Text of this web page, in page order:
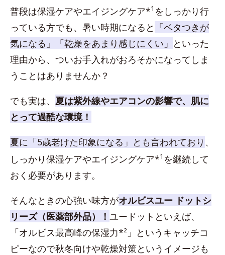
普段は保湿ケアやエイジングケア*1 をしっかり行
っている方でも、暑い時期になると 「ベタつきが
気になる」「乾燥をあまり感じにくい」 といった
理由から、ついお手入れがおろそかになってしま
うことはありませんか？
でも実は、 夏は紫外線やエアコンの影響で、肌に
とって過酷な環境！
夏に「5歳老けた印象になる」とも言われており 、
しっかり保湿ケアやエイジングケア*1 を継続して
おく必要があります。
そんなときの心強い味方がオルビスユー ドットシ
リーズ（医薬部外品）！ ユードットといえば、
「オルビス最高峰の保湿力*²」というキャッチコ
ピーなので秋冬向けや乾燥対策というイメージも